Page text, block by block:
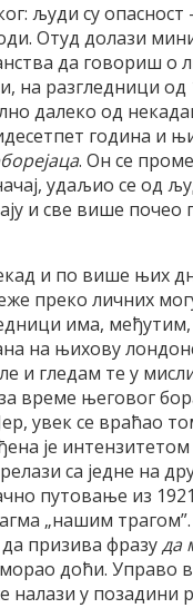
људи су опасност
Отуд долази
да говориш о
на разгледници од
далеко од
година и
. Он се
удаљио се од
и све више
и по више њих
преко личних
има,
на њихову
и гледам те у
време његовог
увек се враћао
је интензитетом
са једне на
путовање из
„нашим трагом”.
призива фразуда
доћи. Управо
налази у позадини